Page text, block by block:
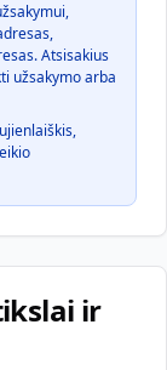
Atsisakius
užsakymo arba
ir